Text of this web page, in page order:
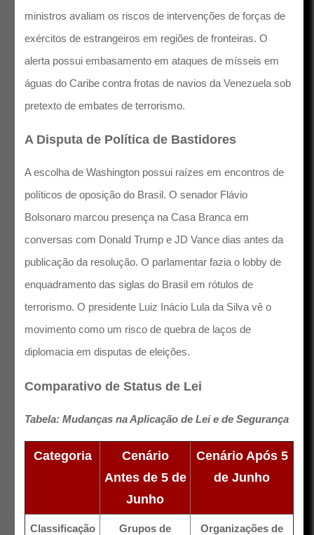
ministros avaliam os riscos de intervenções de forças de
exércitos de estrangeiros em regiões de fronteiras. O
alerta possui embasamento em ataques de mísseis em
águas do Caribe contra frotas de navios da Venezuela sob
pretexto de embates de terrorismo.
A Disputa de Política de Bastidores
A escolha de Washington possui raízes em encontros de
políticos de oposição do Brasil. O senador Flávio
Bolsonaro marcou presença na Casa Branca em
conversas com Donald Trump e JD Vance dias antes da
publicação da resolução. O parlamentar fazia o lobby de
enquadramento das siglas do Brasil em rótulos de
terrorismo. O presidente Luiz Inácio Lula da Silva vê o
movimento como um risco de quebra de laços de
diplomacia em disputas de eleições.
Comparativo de Status de Lei
Tabela: Mudanças na Aplicação de Lei e de Segurança
Categoria
Cenário
Antes de 5 de
Junho
Cenário Após 5
de Junho
Classificação
Grupos de
Organizações de